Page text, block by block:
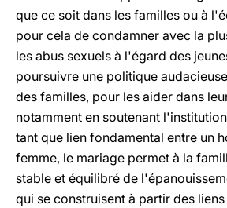
que ce soit dans les familles ou à
pour cela de condamner avec la
les abus sexuels à l'égard des
poursuivre une politique
des familles, pour les aider dans
notamment en soutenant
tant que lien fondamental entre un
femme, le mariage permet à la
stable et équilibré de
qui se construisent à partir des